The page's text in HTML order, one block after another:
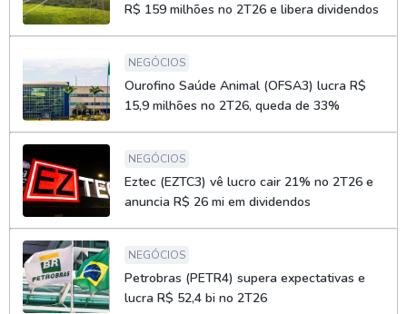
R$ 159 milhões no 2T26 e libera dividendos
NEGÓCIOS
Ourofino Saúde Animal (OFSA3) lucra R$
15,9 milhões no 2T26, queda de 33%
NEGÓCIOS
Eztec (EZTC3) vê lucro cair 21% no 2T26 e
anuncia R$ 26 mi em dividendos
NEGÓCIOS
Petrobras (PETR4) supera expectativas e
lucra R$ 52,4 bi no 2T26